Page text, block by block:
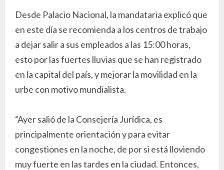
Desde Palacio Nacional, la mandataria explicó que
en este día se recomienda a los centros de trabajo
a dejar salir a sus empleados a las 15:00 horas,
esto por las fuertes lluvias que se han registrado
en la capital del país, y mejorar la movilidad en la
urbe con motivo mundialista.
“Ayer salió de la Consejería Jurídica, es
principalmente orientación y para evitar
congestiones en la noche, de por si está lloviendo
muy fuerte en las tardes en la ciudad. Entonces,